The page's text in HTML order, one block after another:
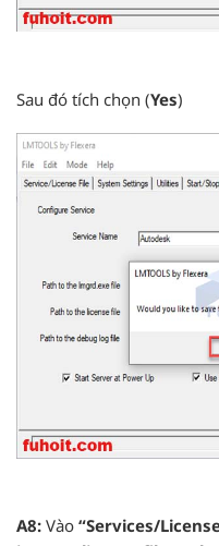
Sau đó tích chọn (Yes)
A8: Vào “Services/